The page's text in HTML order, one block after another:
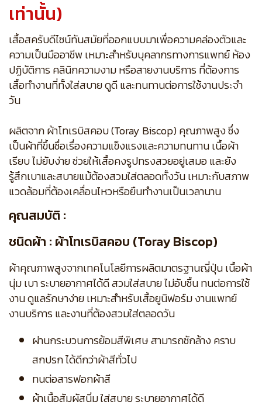
เท่านั้น)
เสื้อสครับดีไซน์ทันสมัยที่ออกแบบมาเพื่อความคล่องตัวและ
ความเป็นมืออาชีพ เหมาะสำหรับบุคลากรทางการแพทย์ ห้อง
ปฏิบัติการ คลินิกความงาม หรือสายงานบริการ ที่ต้องการ
เสื้อทำงานที่ทั้งใส่สบาย ดูดี และทนทานต่อการใช้งานประจำ
วัน
ผลิตจาก ผ้าโทเรบิสคอบ (Toray Biscop) คุณภาพสูง ซึ่ง
เป็นผ้าที่ขึ้นชื่อเรื่องความแข็งแรงและความทนทาน เนื้อผ้า
เรียบ ไม่ยับง่าย ช่วยให้เสื้อคงรูปทรงสวยอยู่เสมอ และยัง
รู้สึกเบาและสบายแม้ต้องสวมใส่ตลอดทั้งวัน เหมาะกับสภาพ
แวดล้อมที่ต้องเคลื่อนไหวหรือยืนทำงานเป็นเวลานาน
คุณสมบัติ :
ชนิดผ้า : ผ้าโทเรบิสคอบ (Toray Biscop)
ผ้าคุณภาพสูงจากเทคโนโลยีการผลิตมาตรฐานญี่ปุ่น เนื้อผ้า
นุ่ม เบา ระบายอากาศได้ดี สวมใส่สบาย ไม่อับชื้น ทนต่อการใช้
งาน ดูแลรักษาง่าย เหมาะสำหรับเสื้อยูนิฟอร์ม งานแพทย์
งานบริการ และงานที่ต้องสวมใส่ตลอดวัน
ผ่านกระบวนการย้อมสีพิเศษ สามารถซักล้าง คราบ
สกปรก ได้ดีกว่าผ้าสีทั่วไป
ทนต่อสารฟอกผ้าสี
ผ้าเนื้อสัมผัสนิ่ม ใส่สบาย ระบายอากาศได้ดี